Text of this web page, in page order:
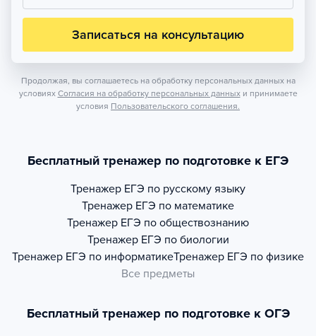
Записаться на консультацию
Продолжая, вы соглашаетесь на обработку персональных данных на
условиях Согласия на обработку персональных данных и принимаете
условия Пользовательского соглашения.
Бесплатный тренажер по подготовке к ЕГЭ
Тренажер ЕГЭ по русскому языку
Тренажер ЕГЭ по математике
Тренажер ЕГЭ по обществознанию
Тренажер ЕГЭ по биологии
Тренажер ЕГЭ по информатикеТренажер ЕГЭ по физике
Все предметы
Бесплатный тренажер по подготовке к ОГЭ